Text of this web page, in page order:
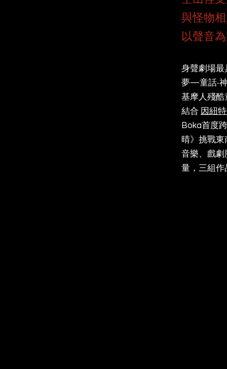
與怪物
以聲音
身聲劇場最
夢—童話‧
基摩人殘酷
結合 因紐
Boka首度
晴》挑戰
音樂、戲劇
量，三組作